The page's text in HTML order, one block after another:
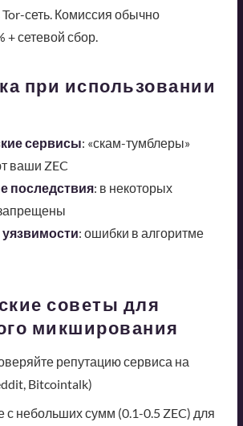
сеть. Комиссия обычно
+ сетевой сбор.
при использовании
сервисы: «скам-тумблеры»
ваши ZEC
последствия: в некоторых
: ошибки в алгоритме
советы для
микширования
репутацию сервиса на
Bitcointalk)
с небольших сумм (0.1-0.5 ZEC) для